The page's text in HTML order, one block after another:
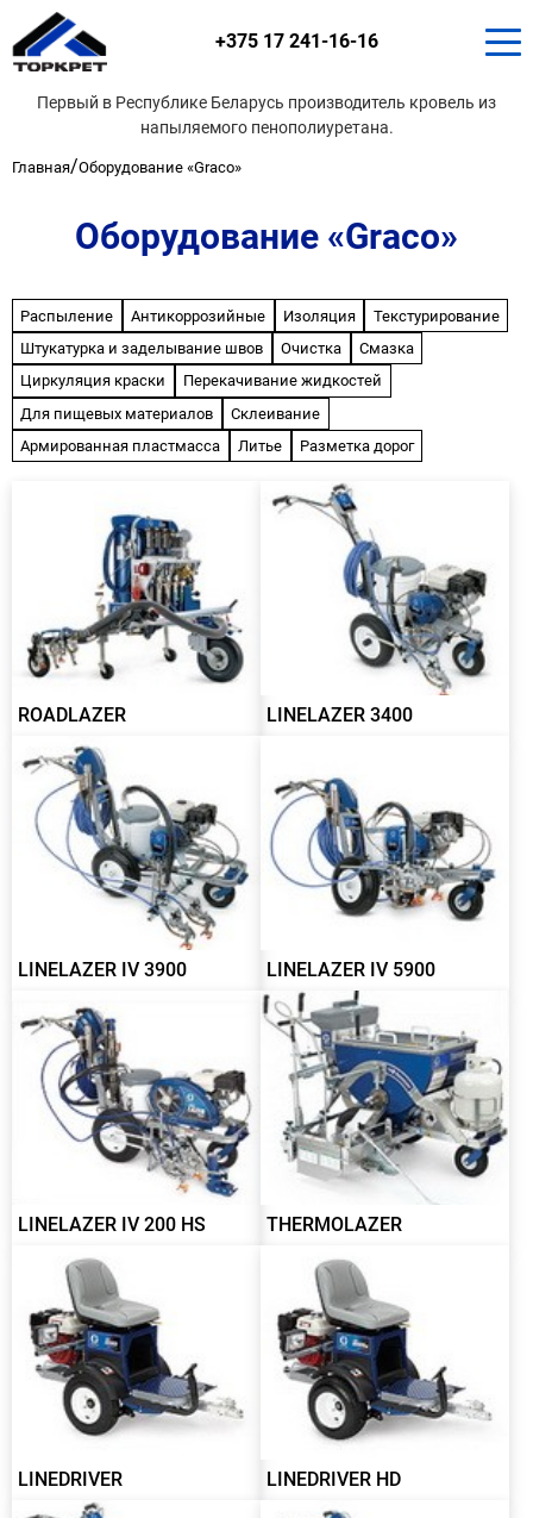
+375 17 241-16-16
Первый в Республике Беларусь производитель кровель из
напыляемого пенополиуретана.
Главная/Оборудование «Graco»
Оборудование «Graco»
Распыление Антикоррозийные Изоляция
Текстурирование
Штукатурка и заделывание швов
Очистка
Смазка
Циркуляция краски
Перекачивание жидкостей
Для пищевых материалов
Склеивание
Армированная пластмасса
Литье Разметка дорог
ROADLAZER LINELAZER 3400
LINELAZER IV 3900 LINELAZER IV 5900
LINELAZER IV 200 HS THERMOLAZER
LINEDRIVER LINEDRIVER HD